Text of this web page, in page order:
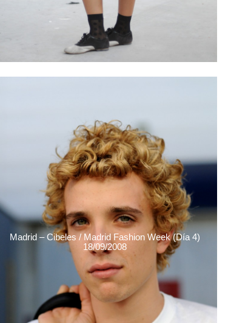
Madrid – Cibeles / Madrid Fashion Week (Día 4)
18/09/2008